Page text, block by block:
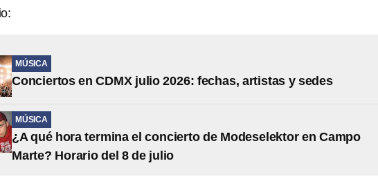
MÚSICA
Conciertos en CDMX julio 2026: fechas, artistas y sedes
MÚSICA
¿A qué hora termina el concierto de Modeselektor en Campo
Marte? Horario del 8 de julio